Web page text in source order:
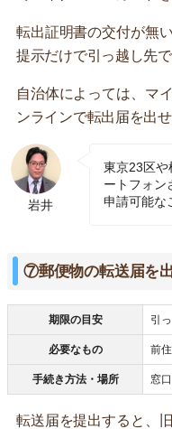
転出証明書の交付が無
提示だけで引っ越し先
自治体によっては、マ
ンラインで転出届を出
岩井
東京23区や
ートフォン
申請可能な
⑦郵便物の転送届を
期限の目安 引
必要なもの 前
手続き方法・場所 窓
転送届を提出すると、